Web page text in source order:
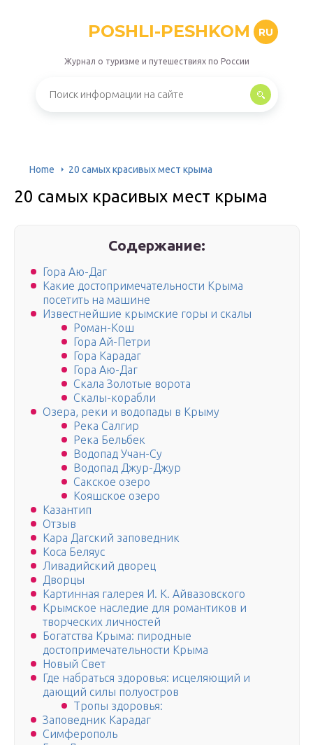
POSHLI-PESHKOM RU
Журнал о туризме и путешествиях по России
Home 20 самых красивых мест крыма
20 самых красивых мест крыма
Содержание:
Гора Аю-Даг
Какие достопримечательности Крыма
посетить на машине
Известнейшие крымские горы и скалы
Роман-Кош
Гора Ай-Петри
Гора Карадаг
Гора Аю-Даг
Скала Золотые ворота
Скалы-корабли
Озера, реки и водопады в Крыму
Река Салгир
Река Бельбек
Водопад Учан-Су
Водопад Джур-Джур
Сакское озеро
Кояшское озеро
Казантип
Отзыв
Кара Дагский заповедник
Коса Беляус
Ливадийский дворец
Дворцы
Картинная галерея И. К. Айвазовского
Крымское наследие для романтиков и
творческих личностей
Богатства Крыма: пиродные
достопримечательности Крыма
Новый Свет
Где набраться здоровья: исцеляющий и
дающий силы полуостров
Тропы здоровья:
Заповедник Карадаг
Симферополь